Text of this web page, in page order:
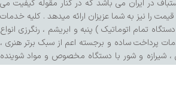
در ایران می باشد که در کنار مقوله کیفیت می
را نیز به شما عزیزان ارائه میدهد . کلیه خدمات
تمام اتوماتیک ) پنبه و ابریشم ، رنگرزی انواع
پرداخت ساده و برجسته اعم از سبک برتر هنری ،
، شیرازه و شور با دستگاه مخصوص و مواد شوینده